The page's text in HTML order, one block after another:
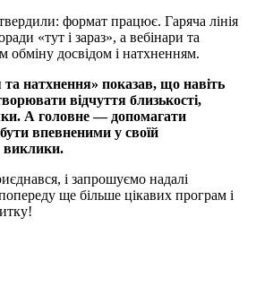
формат працює. Гаряча лінія
«тут і зараз», а вебінари та
обміну досвідом і натхненням.
натхнення» показав, що навіть
відчуття близькості,
А головне — допомагати
впевненими у своїй
виклики.
і запрошуємо надалі
ще більше цікавих програм і